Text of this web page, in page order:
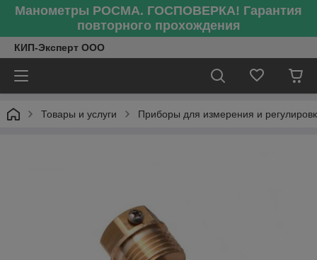
Манометры РОСМА. ГОСПОВЕРКА! Гарантия
повторного прохождения
КИП-Эксперт ООО
Товары и услуги Приборы для измерения и